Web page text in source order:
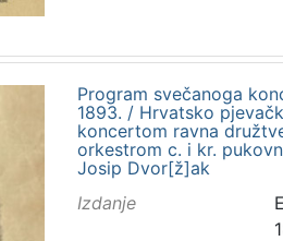
Program svečanoga
1893. / Hrvatsko
koncertom ravna
orkestrom c. i kr.
Josip Dvor[ž]ak
Izdanje